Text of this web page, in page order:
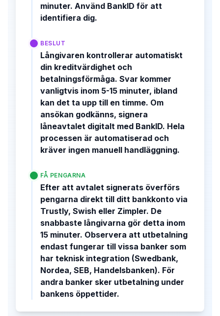
minuter. Använd BankID för att
identifiera dig.
BESLUT
Långivaren kontrollerar automatiskt
din kreditvärdighet och
betalningsförmåga. Svar kommer
vanligtvis inom 5-15 minuter, ibland
kan det ta upp till en timme. Om
ansökan godkänns, signera
låneavtalet digitalt med BankID. Hela
processen är automatiserad och
kräver ingen manuell handläggning.
FÅ PENGARNA
Efter att avtalet signerats överförs
pengarna direkt till ditt bankkonto via
Trustly, Swish eller Zimpler. De
snabbaste långivarna gör detta inom
15 minuter. Observera att utbetalning
endast fungerar till vissa banker som
har teknisk integration (Swedbank,
Nordea, SEB, Handelsbanken). För
andra banker sker utbetalning under
bankens öppettider.